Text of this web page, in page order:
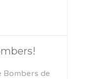
Bombers de